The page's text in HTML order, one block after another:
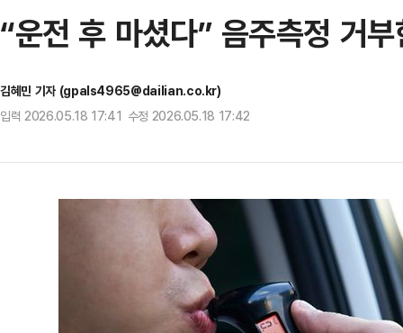
“운전 후 마셨다” 음주측정 거
김혜민 기자 (gpals4965@dailian.co.kr)
입력 2026.05.18 17:41 수정 2026.05.18 17:42